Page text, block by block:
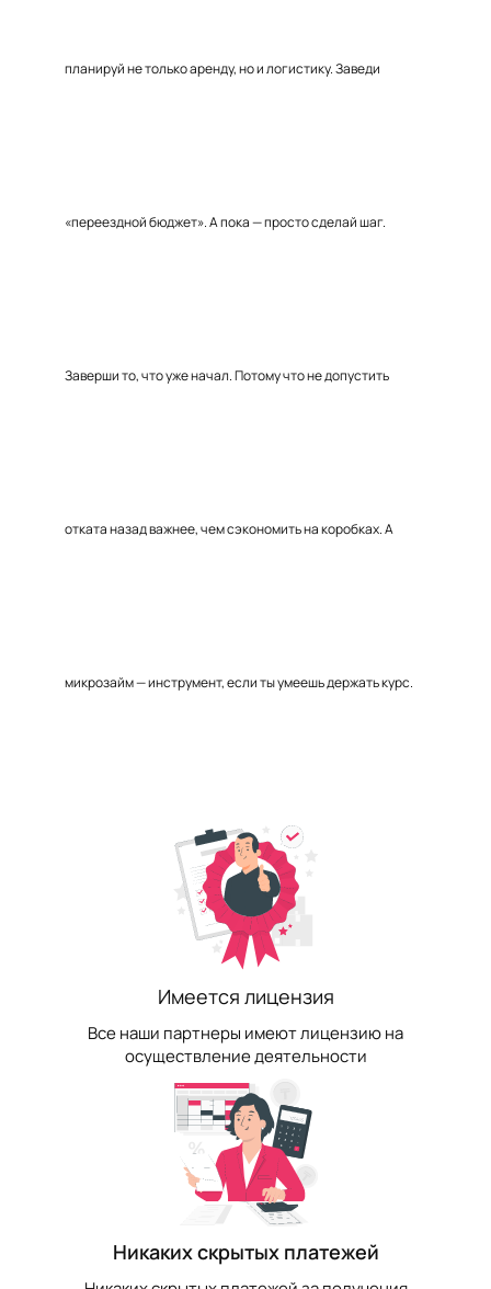
планируй не только аренду, но и логистику. Заведи
«переездной бюджет». А пока — просто сделай шаг.
Заверши то, что уже начал. Потому что не допустить
отката назад важнее, чем сэкономить на коробках. А
микрозайм — инструмент, если ты умеешь держать курс.
Имеется лицензия
Все наши партнеры имеют лицензию на
осуществление деятельности
Никаких скрытых платежей